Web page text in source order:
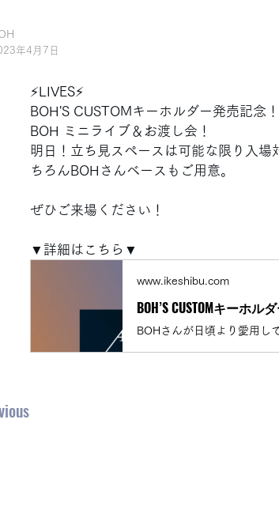
年4月7日
⚡️LIVES⚡️
BOH'S CUSTOMキーホルダー発売記念！
BOH ミニライブ＆お渡し会！
明日！立ち見スペースは可能な限り入
ちろんBOHさんベースもご用意。
ぜひご来場ください！
▼詳細はこちら▼
www.ikeshibu.com